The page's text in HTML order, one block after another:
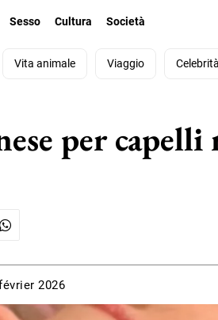
Sesso Cultura Società
Vita animale Viaggio Celebrità
per capelli
2026